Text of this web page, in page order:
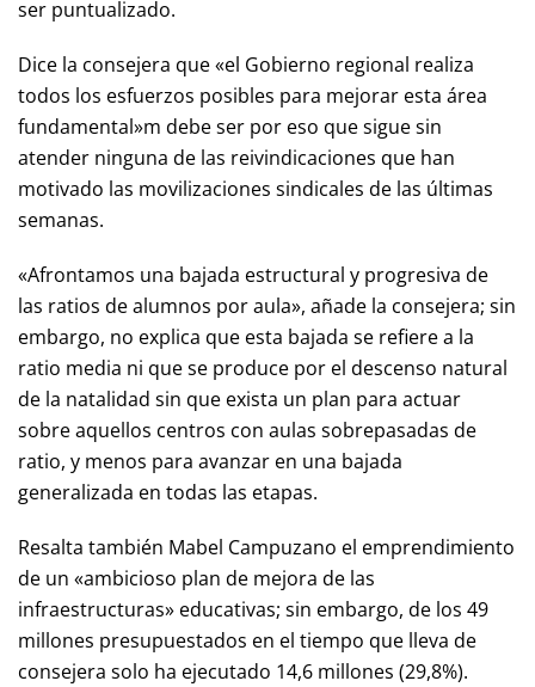
ser puntualizado.
Dice la consejera que «el Gobierno regional realiza
todos los esfuerzos posibles para mejorar esta área
fundamental»m debe ser por eso que sigue sin
atender ninguna de las reivindicaciones que han
motivado las movilizaciones sindicales de las últimas
semanas.
«Afrontamos una bajada estructural y progresiva de
las ratios de alumnos por aula», añade la consejera; sin
embargo, no explica que esta bajada se refiere a la
ratio media ni que se produce por el descenso natural
de la natalidad sin que exista un plan para actuar
sobre aquellos centros con aulas sobrepasadas de
ratio, y menos para avanzar en una bajada
generalizada en todas las etapas.
Resalta también Mabel Campuzano el emprendimiento
de un «ambicioso plan de mejora de las
infraestructuras» educativas; sin embargo, de los 49
millones presupuestados en el tiempo que lleva de
consejera solo ha ejecutado 14,6 millones (29,8%).